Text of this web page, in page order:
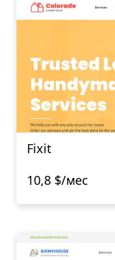
Fixit
10,8 $/мес